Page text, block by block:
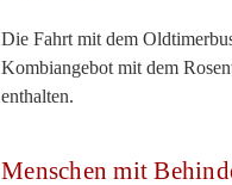
Die Fahrt mit dem
Kombiangebot mit dem
enthalten.
Menschen mit